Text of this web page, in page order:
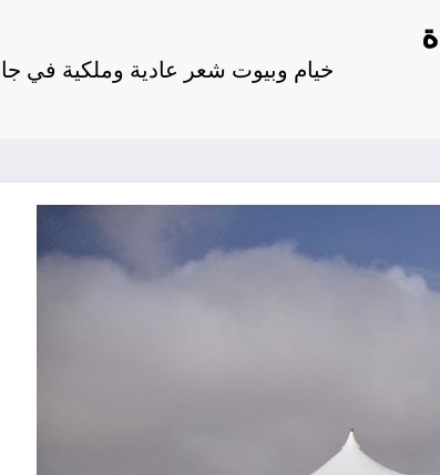
خيام وبيوت شعر عادية وملكية في